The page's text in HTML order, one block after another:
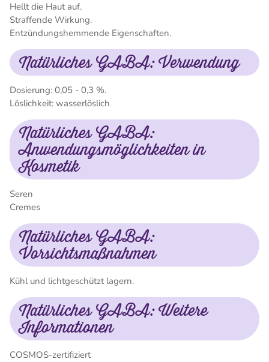
Hellt die Haut auf.
Straffende Wirkung.
Entzündungshemmende Eigenschaften.
Natürliches GABA: Verwendung
Dosierung: 0,05 - 0,3 %.
Löslichkeit: wasserlöslich
Natürliches GABA:
Anwendungsmöglichkeiten in
Kosmetik
Seren
Cremes
Natürliches GABA:
Vorsichtsmaßnahmen
Kühl und lichtgeschützt lagern.
Natürliches GABA: Weitere
Informationen
COSMOS-zertifiziert